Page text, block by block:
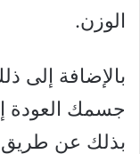
الوزن.
جسمك العودة
بذلك عن طريق